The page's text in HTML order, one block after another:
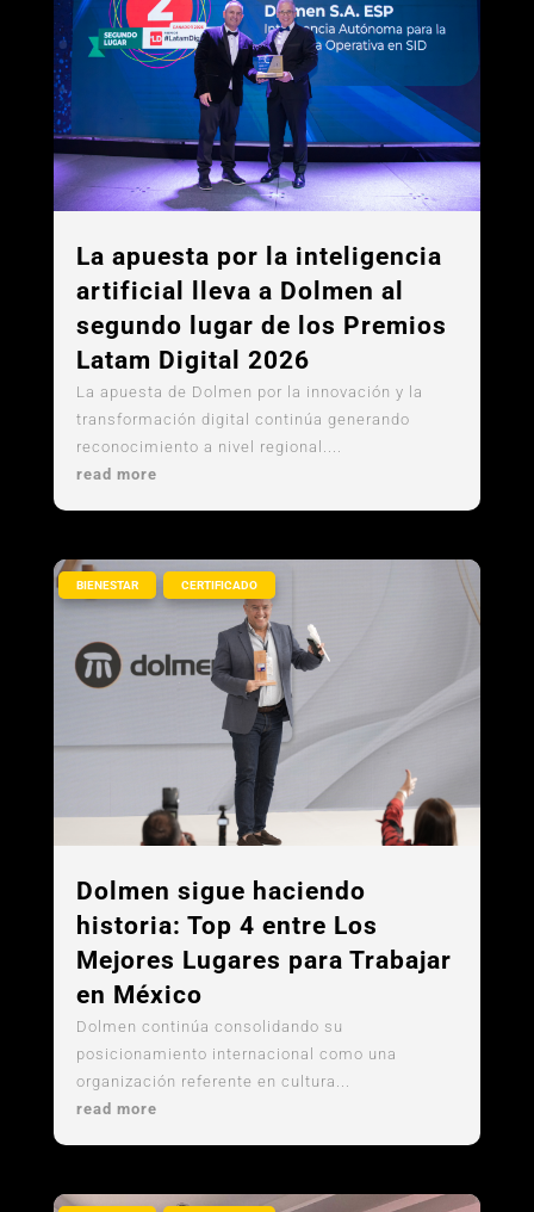
La apuesta por la inteligencia
artificial lleva a Dolmen al
segundo lugar de los Premios
Latam Digital 2026
La apuesta de Dolmen por la innovación y la
transformación digital continúa generando
reconocimiento a nivel regional....
read more
Dolmen sigue haciendo
historia: Top 4 entre Los
Mejores Lugares para Trabajar
en México
BIENESTAR CERTIFICADO
Dolmen continúa consolidando su
posicionamiento internacional como una
organización referente en cultura...
read more